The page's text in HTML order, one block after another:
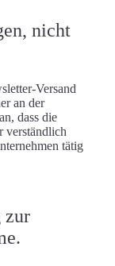
nicht
Versand
an der
dass die
verständlich
tätig
zur